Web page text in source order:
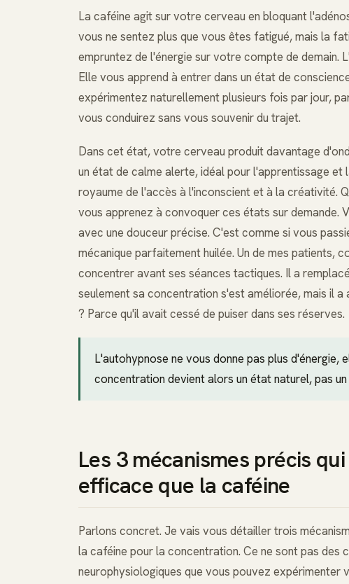
La caféine agit sur votre cerveau en bloquant
vous ne sentez plus que vous êtes fatigué, mais la
empruntez de l'énergie sur votre compte de
Elle vous apprend à entrer dans un état de
expérimentez naturellement plusieurs fois par jour,
vous conduirez sans vous souvenir du trajet.
Dans cet état, votre cerveau produit davantage
un état de calme alerte, idéal pour l'apprentissage
royaume de l'accès à l'inconscient et à la créativité.
vous apprenez à convoquer ces états sur
avec une douceur précise. C'est comme si vous
mécanique parfaitement huilée. Un de mes patients,
concentrer avant ses séances tactiques. Il a
seulement sa concentration s'est améliorée, mais il
? Parce qu'il avait cessé de puiser dans ses réserves.
L'autohypnose ne vous donne pas plus d'énergie,
concentration devient alors un état naturel, pas
Les 3 mécanismes précis
efficace que la caféine
Parlons concret. Je vais vous détailler trois
la caféine pour la concentration. Ce ne sont pas des
neurophysiologiques que vous pouvez expérimenter